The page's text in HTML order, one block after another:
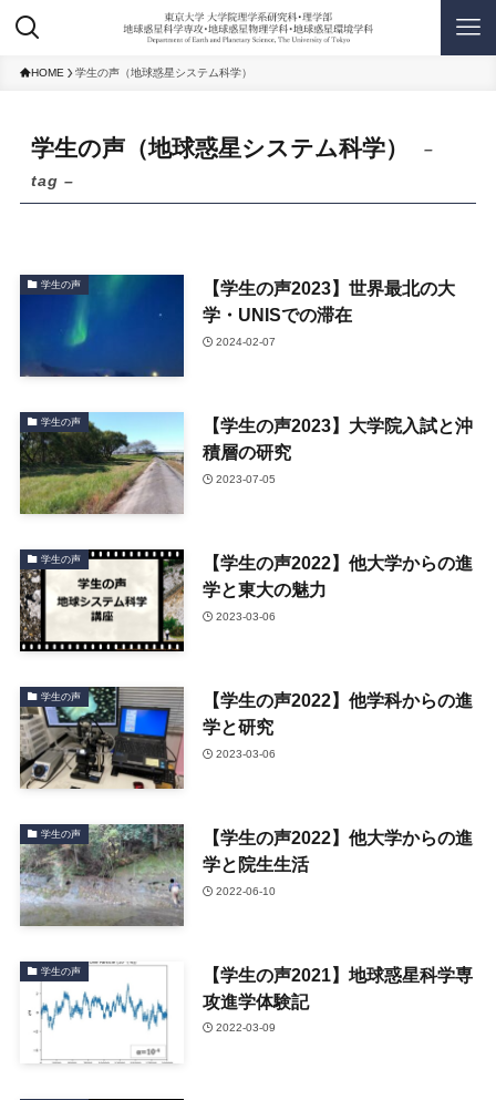
HOME 学生の声（地球惑星システム科学）
学生の声（地球惑星システム科学）
–
tag –
学生の声
【学生の声2023】世界最北の大
学・UNISでの滞在
2024-02-07
学生の声
【学生の声2023】大学院入試と沖
積層の研究
2023-07-05
学生の声
【学生の声2022】他大学からの進
学と東大の魅力
2023-03-06
学生の声
【学生の声2022】他学科からの進
学と研究
2023-03-06
学生の声
【学生の声2022】他大学からの進
学と院生生活
2022-06-10
学生の声
【学生の声2021】地球惑星科学専
攻進学体験記
2022-03-09